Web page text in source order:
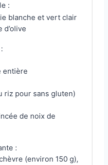
:
blanche et vert clair
d’olive
entière
riz pour sans gluten)
de noix de
:
(environ 150 g),